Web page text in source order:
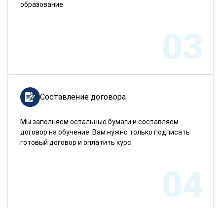
образование.
03
Составление договора
Мы заполняем остальные бумаги и составляем
договор на обучение. Вам нужно только подписать
готовый договор и оплатить курс.
04